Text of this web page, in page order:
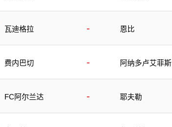
瓦迪格拉 - 恩比
费内巴切 - 阿纳多卢艾菲斯
FC阿尔兰达 - 耶夫勒